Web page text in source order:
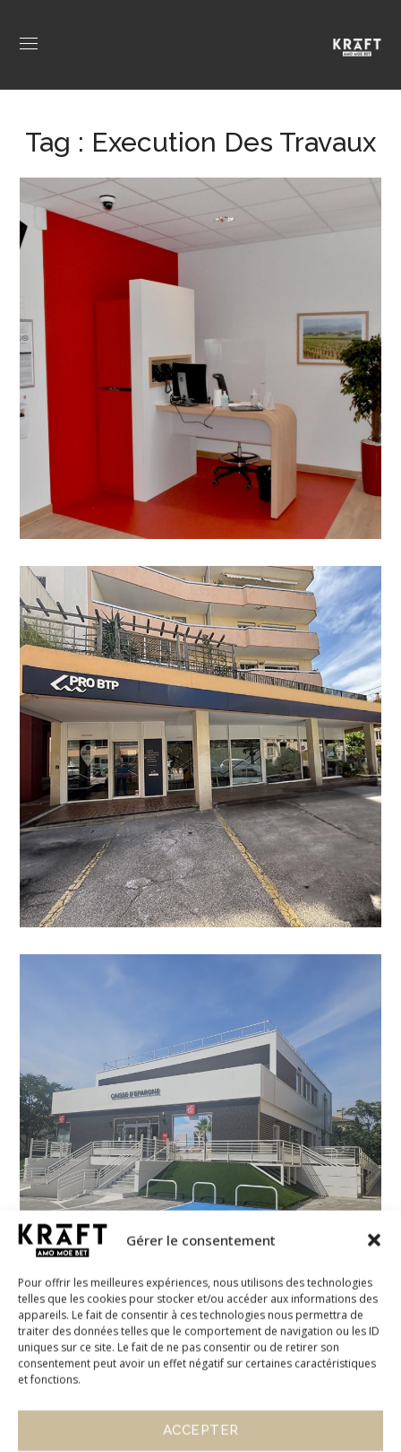
Gérer le consentement
Pour offrir les meilleures expériences, nous utilisons des technologies
telles que les cookies pour stocker et/ou accéder aux informations des
appareils. Le fait de consentir à ces technologies nous permettra de
traiter des données telles que le comportement de navigation ou les ID
uniques sur ce site. Le fait de ne pas consentir ou de retirer son
consentement peut avoir un effet négatif sur certaines caractéristiques
et fonctions.
ACCEPTER
Tag : Execution Des Travaux
Caisse d’Epargne
PROFESSIONNELS
Agence Pro BTP Perpignan
– Rénovation complète
AGENCEMENT / PROFESSIONNELS
Surélévation et Rénovation
totale de l’agence Caisse
d’Épargne – Fréjus (83)
AGENCEMENT / PROFESSIONNELS
Réhabilitation-extension du
Moulin de la Capelle –
DAME PHAR 83 à La Farlède